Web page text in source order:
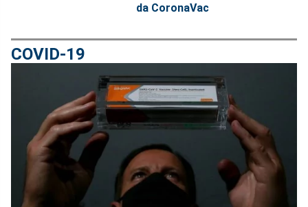
da CoronaVac
COVID-19